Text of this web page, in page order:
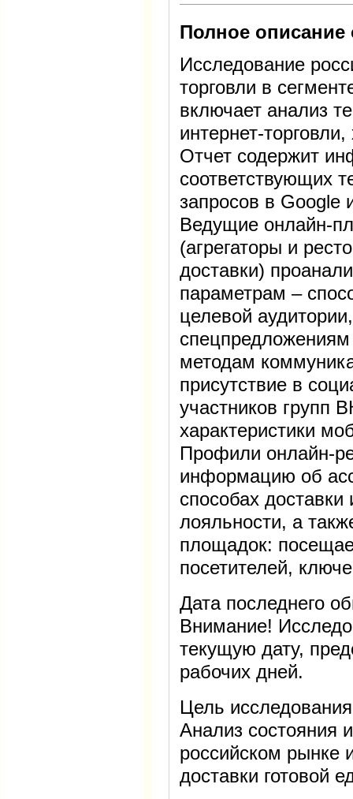
Полное описание
Исследование
торговли в
включает анализ
интернет-
Отчет содержит
соответствующих
запросов в Google
Ведущие онлайн-
(агрегаторы и
доставки)
параметрам –
целевой
методам
присутствие в
участников групп
характеристики
Профили онлайн-
информацию об
способах
лояльности, а
площадок:
посетителей,
Дата последнего
Внимание!
текущую дату,
рабочих дней.
Цель исследования
Анализ состояния
российском рынке
доставки готовой